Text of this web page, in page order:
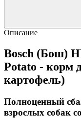
Описание
Bosch (Бош)
Potato - корм
картофель)
Полноценный
взрослых собак